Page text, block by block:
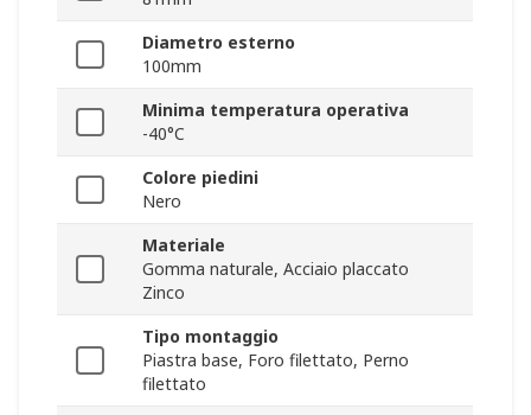
Diametro esterno
100mm
Minima temperatura operativa
-40°C
Colore piedini
Nero
Materiale
Gomma naturale, Acciaio placcato
Zinco
Tipo montaggio
Piastra base, Foro filettato, Perno
filettato